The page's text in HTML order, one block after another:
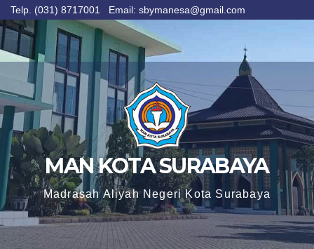
Telp. (031) 8717001 Email: sbymanesa@gmail.com
Skip
to
content
MAN KOTA SURABAYA
Madrasah Aliyah Negeri Kota Surabaya